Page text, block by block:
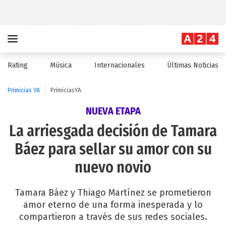
Rating Música Internacionales Últimas Noticias
Primicias YA PrimiciasYA
NUEVA ETAPA
La arriesgada decisión de Tamara
Báez para sellar su amor con su
nuevo novio
Tamara Báez y Thiago Martínez se prometieron
amor eterno de una forma inesperada y lo
compartieron a través de sus redes sociales.